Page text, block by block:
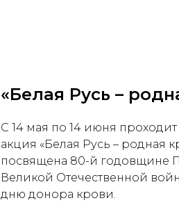
«Белая Русь –
С 14 мая по 14 июня
акция «Белая Русь – родная
посвящена 80-й годовщине
Великой Отечественной
дню донора крови.